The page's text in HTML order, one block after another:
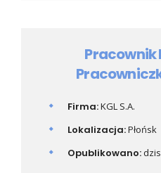
Pracownik
Firma:KGL S.A.
Lokalizacja:Płońsk
Opublikowano: